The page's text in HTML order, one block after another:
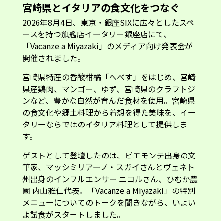
宮崎県とイタリアの食文化をつなぐ
2026年8月4日、東京・銀座SIXに広々としたスペ
ースを持つ旗艦店イータリー銀座店にて、
「Vacanze a Miyazaki」のメディア向け発表会が
開催されました。
宮崎県特産の香酸柑橘「へべす」をはじめ、宮崎
県産鶏肉、マンゴー、ゆず、宮崎県のクラフトジ
ンなど、豊かな自然が育んだ食材を使用。宮崎県
の食文化や郷土料理から着想を得た美味を、イー
タリーならではのイタリア料理として提供しま
す。
ゲストとして登壇したのは、ピエモンテ出身の文
筆家、マッシミリアーノ・スガイさんとヴェネト
州出身のインフルエンサー ニコルさん、ひむか農
園 内山雅仁代表。「Vacanze a Miyazaki」の特別
メニューについてのトークを聞きながら、いよい
よ試食がスタートしました。